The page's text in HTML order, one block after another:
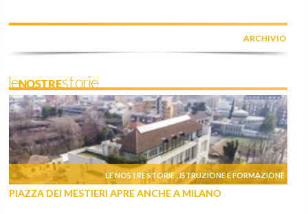
ARCHIVIO
leNOSTREstorie
LE NOSTRE STORIE ISTRUZIONE E FORMAZIONE
PIAZZA DEI MESTIERI APRE ANCHE A MILANO